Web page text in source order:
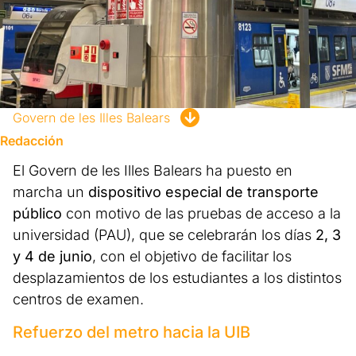
Govern de les Illes Balears
Redacción
El Govern de les Illes Balears ha puesto en
marcha un dispositivo especial de transporte
público con motivo de las pruebas de acceso a la
universidad (PAU), que se celebrarán los días 2, 3
y 4 de junio, con el objetivo de facilitar los
desplazamientos de los estudiantes a los distintos
centros de examen.
Refuerzo del metro hacia la UIB